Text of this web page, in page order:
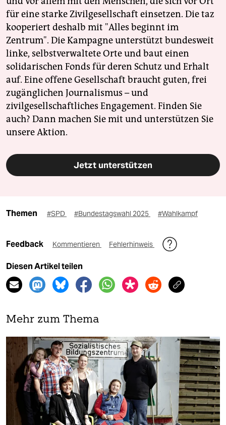
für eine starke Zivilgesellschaft einsetzen. Die taz
kooperiert deshalb mit "Alles beginnt im
Zentrum". Die Kampagne unterstützt bundesweit
linke, selbstverwaltete Orte und baut einen
solidarischen Fonds für deren Schutz und Erhalt
auf. Eine offene Gesellschaft braucht guten, frei
zugänglichen Journalismus – und
zivilgesellschaftliches Engagement. Finden Sie
auch? Dann machen Sie mit und unterstützen Sie
unsere Aktion.
Jetzt unterstützen
Themen #SPD #Bundestagswahl 2025 #Wahlkampf
Feedback Kommentieren Fehlerhinweis
Diesen Artikel teilen
Mehr zum Thema